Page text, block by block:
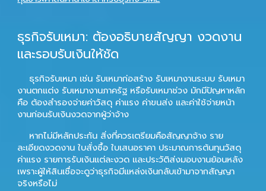
ธุรกิจรับเหมา: ต้องอธิบายสัญญา งวดงาน
และรอบรับเงินให้ชัด
ธุรกิจรับเหมา เช่น รับเหมาก่อสร้าง รับเหมางานระบบ รับเหมา
งานตกแต่ง รับเหมางานภาครัฐ หรือรับเหมาช่วง มักมีปัญหาหลัก
คือ ต้องสำรองจ่ายค่าวัสดุ ค่าแรง ค่าขนส่ง และค่าใช้จ่ายหน้า
งานก่อนรับเงินงวดจากผู้ว่าจ้าง
หากไม่มีหลักประกัน สิ่งที่ควรเตรียมคือสัญญาจ้าง ราย
ละเอียดงวดงาน ใบสั่งซื้อ ใบเสนอราคา ประมาณการต้นทุนวัสดุ
ค่าแรง รายการรับเงินแต่ละงวด และประวัติส่งมอบงานย้อนหลัง
เพราะผู้ให้สินเชื่อจะดูว่าธุรกิจมีแหล่งเงินกลับเข้ามาจากสัญญา
จริงหรือไม่